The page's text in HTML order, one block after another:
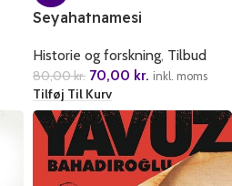
Seyahatnamesi
Historie og forskning, Tilbud
80,00kr. 70,00 kr. inkl. moms
Tilføj Til Kurv